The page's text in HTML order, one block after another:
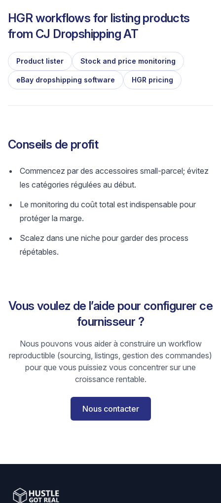
HGR workflows for listing products
from CJ Dropshipping AT
Product lister Stock and price monitoring
eBay dropshipping software HGR pricing
Conseils de profit
Commencez par des accessoires small-parcel; évitez
les catégories régulées au début.
Le monitoring du coût total est indispensable pour
protéger la marge.
Scalez dans une niche pour garder des process
répétables.
Vous voulez de l’aide pour configurer ce
fournisseur ?
Nous pouvons vous aider à construire un workflow
reproductible (sourcing, listings, gestion des commandes)
pour que vous puissiez vous concentrer sur une
croissance rentable.
Nous contacter